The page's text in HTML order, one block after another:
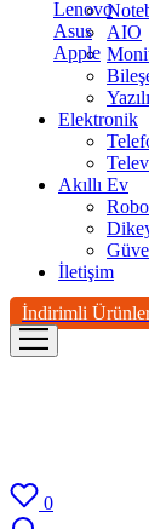
Lenovo
Asus
Apple
AIO
Elektronik
Akıllı Ev
İletişim
İndirimli
0